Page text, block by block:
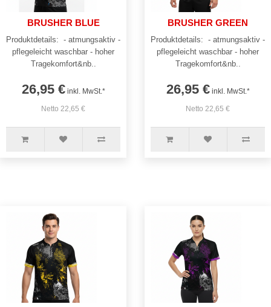
BRUSHER BLUE
Produktdetails: - atmungsaktiv -
pflegeleicht waschbar - hoher
Tragekomfort&nb..
26,95 €inkl. MwSt.*
Netto 22,65 €
BRUSHER GREEN
Produktdetails: - atmungsaktiv -
pflegeleicht waschbar - hoher
Tragekomfort&nb..
26,95 €inkl. MwSt.*
Netto 22,65 €